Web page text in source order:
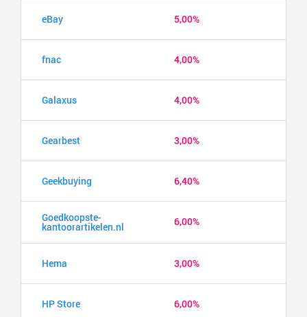
eBay 5,00%
fnac 4,00%
Galaxus 4,00%
Gearbest 3,00%
Geekbuying 6,40%
Goedkoopste-
kantoorartikelen.nl 6,00%
Hema 3,00%
HP Store 6,00%